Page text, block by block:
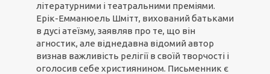
літературними і театральними преміями.
Ерік-Емманюель Шмітт, вихований батьками
в дусі атеїзму, заявляв про те, що він
агностик, але віднедавна відомий автор
визнав важливість релігії в своїй творчості і
оголосив себе християнином. Письменник є